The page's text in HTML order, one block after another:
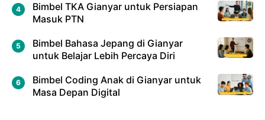
Bimbel TKA Gianyar untuk Persiapan
Masuk PTN
Bimbel Bahasa Jepang di Gianyar
untuk Belajar Lebih Percaya Diri
Bimbel Coding Anak di Gianyar untuk
Masa Depan Digital